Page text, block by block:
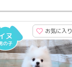
お気に入り